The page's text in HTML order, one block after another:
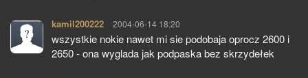
kamil200222 pisze:
2004-06-14 18:20
wszystkie nokie nawet mi sie podobaja oprocz 2600 i
2650 - ona wyglada jak podpaska bez skrzydełek